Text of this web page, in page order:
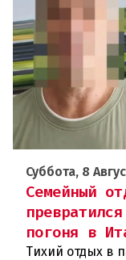
Суббота, 8
Семейный
погоня в
Тихий отдых в